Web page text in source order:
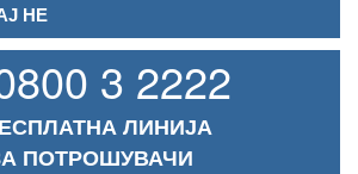
НЕ
3 2222
ЛИНИЈА
ПОТРОШУВАЧИ